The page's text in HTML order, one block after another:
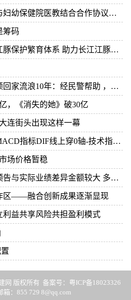
院医教结合合作协议签约仪式成功举行
筹码
繁育体系 助力长江江豚自然种群恢复
浪10年：经民警帮助 ，和家人重逢
，《消失的她》破30亿
连街头出现这样一幕
线上穿0轴-技术指标上后市看多（07-10）
场价格暂稳
异金额较大 多家公司因业绩预告“失准”收监管函
区——融合创新成果逐渐显现
利益共享风险共担盈利模式
网 版权所有 备案号： 粤ICP备18023326
箱：855 729 8@qq.com